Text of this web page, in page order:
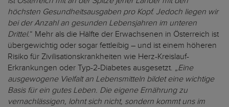
höchsten Gesundheitsausgaben pro Kopf. Jedoch liegen wir
bei der Anzahl an gesunden Lebensjahren im unteren
Drittel.“ Mehr als die Hälfte der Erwachsenen in Österreich ist
übergewichtig oder sogar fettleibig – und ist einem höheren
Risiko für Zivilisationskrankheiten wie Herz-Kreislauf-
Erkrankungen oder Typ-2-Diabetes ausgesetzt. „Eine
ausgewogene Vielfalt an Lebensmitteln bildet eine wichtige
Basis für ein gutes Leben. Die eigene Ernährung zu
vernachlässigen, lohnt sich nicht, sondern kommt uns im